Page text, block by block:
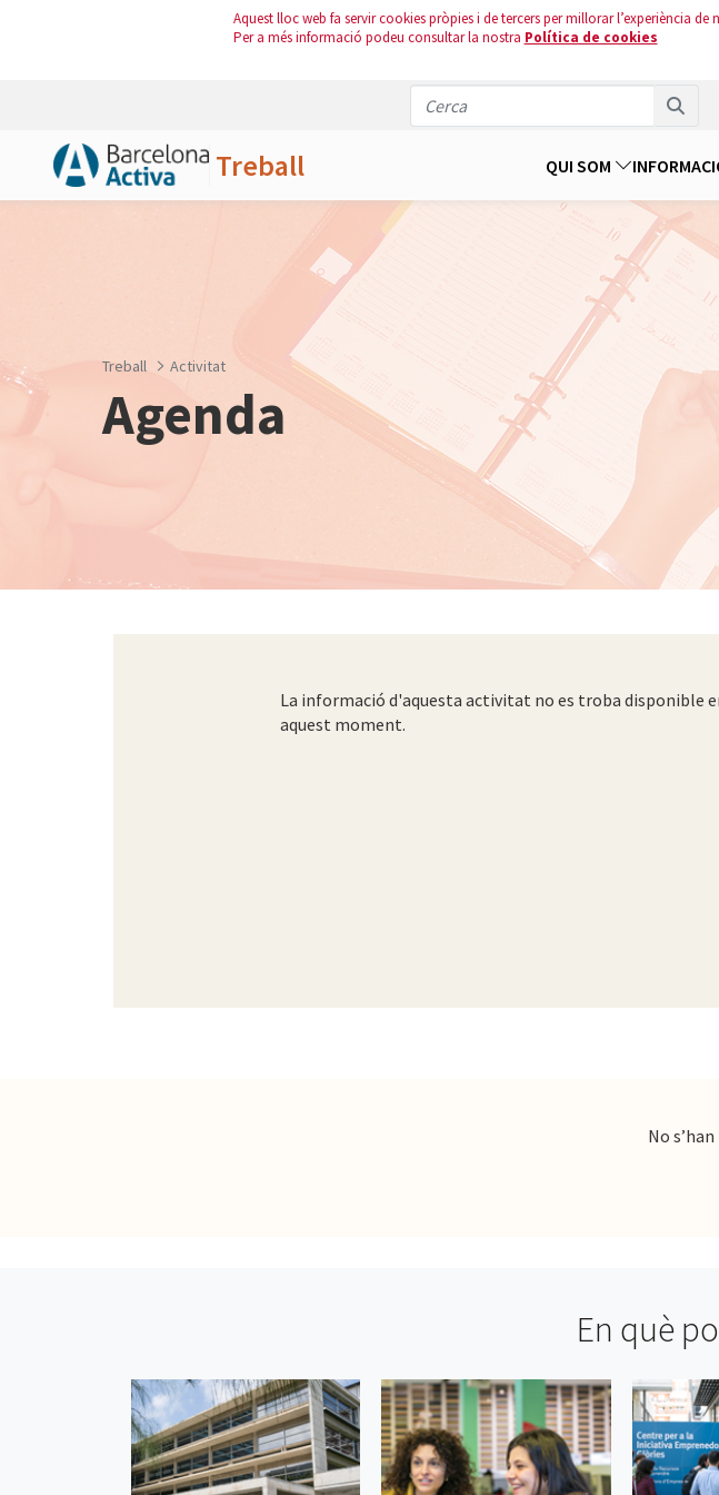
Aquest lloc web fa servir cookies pròpies i de tercers per millorar l’experiència
Per a més informació podeu consultar la nostra Política de cookies
Treball QUI SOM
Treball Activitat
Agenda
La informació d'aquesta activitat no es troba disponible
aquest moment.
No
En què